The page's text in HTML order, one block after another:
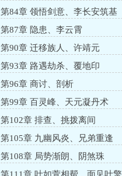
第84章 领悟剑意、李长安筑基
第87章 隐患、李云霄
第90章 迁移族人、许靖元
第93章 路遇劫杀、覆地印
第96章 商讨、剖析
第99章 百灵峰、天元凝丹术
第102章 排查、挑拨离间
第105章 九幽风炎、兄弟重逢
第108章 局势渐朗、阴煞珠